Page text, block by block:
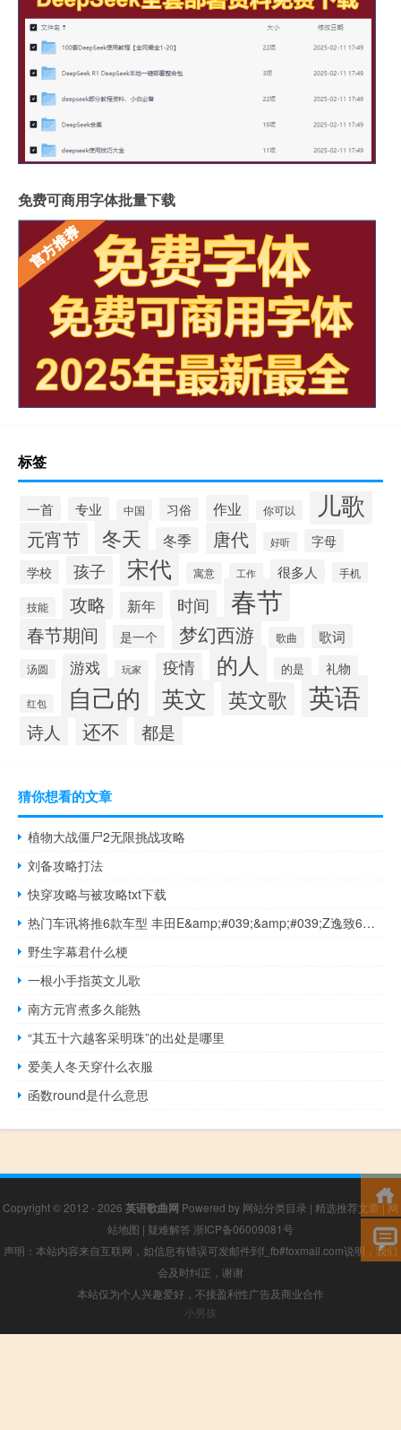
免费可商用字体批量下载
标签
一首 专业 中国 习俗 作业 你可以 儿歌
元宵节 冬天 冬季 唐代 好听
字母
学校
孩子 宋代 寓意 工作 很多人 手机
技能 攻略 新年 时间 春节
春节期间 是一个 梦幻西游 歌曲 歌词
汤圆 游戏 玩家 疫情 的人 的是 礼物
红包 自己的 英文 英文歌 英语
诗人 还不 都是
猜你想看的文章
植物大战僵尸2无限挑战攻略
刘备攻略打法
快穿攻略与被攻略txt下载
热门车讯将推6款车型 丰田E&amp;#039;&amp;#039;Z逸致6月21日上市
野生字幕君什么梗
一根小手指英文儿歌
南方元宵煮多久能熟
“其五十六越客采明珠”的出处是哪里
爱美人冬天穿什么衣服
函数round是什么意思
Copyright © 2012 - 2026 英语歌曲网 Powered by 网站分类目录 | 精选推荐文章|网
站地图 | 疑难解答 浙ICP备06009081号
声明：本站内容来自互联网，如信息有错误可发邮件到f_fb#foxmail.com说明，我们
会及时纠正，谢谢
本站仅为个人兴趣爱好，不接盈利性广告及商业合作
小男孩